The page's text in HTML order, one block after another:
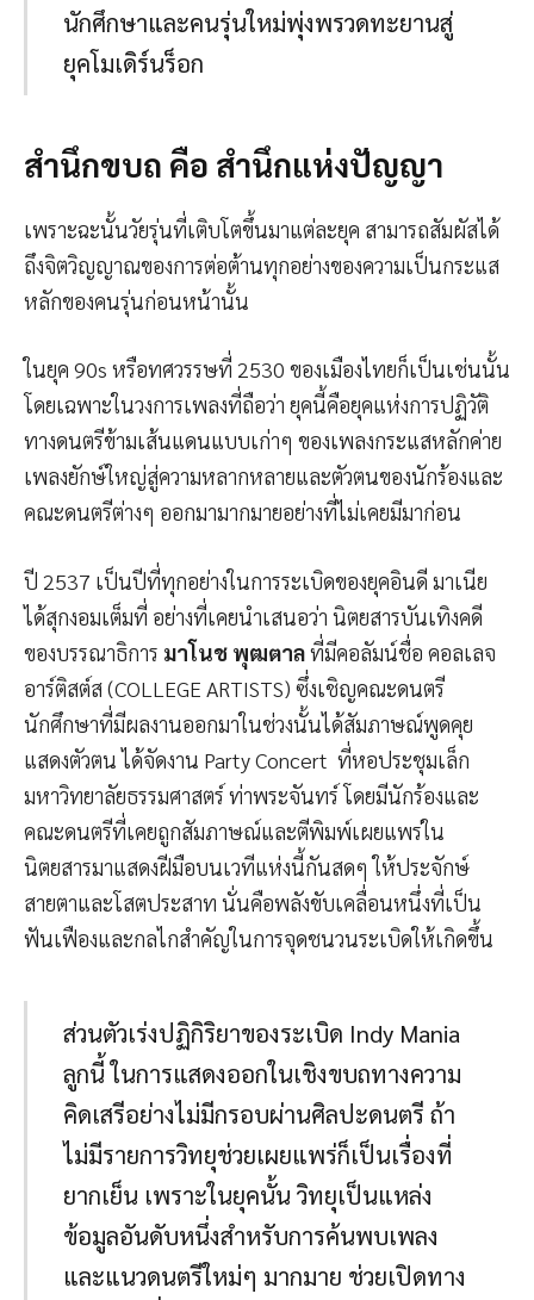
นักศึกษาและคนรุ่นใหม่พุ่งพรวดทะยานสู่
ยุคโมเดิร์นร็อก
สำนึกขบถ คือ สำนึกแห่งปัญญา
เพราะฉะนั้นวัยรุ่นที่เติบโตขึ้นมาแต่ละยุค สามารถสัมผัสได้
ถึงจิตวิญญาณของการต่อต้านทุกอย่างของความเป็นกระแส
หลักของคนรุ่นก่อนหน้านั้น
ในยุค 90s หรือทศวรรษที่ 2530 ของเมืองไทยก็เป็นเช่นนั้น
โดยเฉพาะในวงการเพลงที่ถือว่า ยุคนี้คือยุคแห่งการปฏิวัติ
ทางดนตรีข้ามเส้นแดนแบบเก่าๆ ของเพลงกระแสหลักค่าย
เพลงยักษ์ใหญ่สู่ความหลากหลายและตัวตนของนักร้องและ
คณะดนตรีต่างๆ ออกมามากมายอย่างที่ไม่เคยมีมาก่อน
ปี 2537 เป็นปีที่ทุกอย่างในการระเบิดของยุคอินดี มาเนีย
ได้สุกงอมเต็มที่ อย่างที่เคยนำเสนอว่า นิตยสารบันเทิงคดี
ของบรรณาธิการ มาโนช พุฒตาลที่มีคอลัมน์ชื่อ คอลเลจ
อาร์ติสต์ส (COLLEGE ARTISTS) ซึ่งเชิญคณะดนตรี
นักศึกษาที่มีผลงานออกมาในช่วงนั้นได้สัมภาษณ์พูดคุย
แสดงตัวตน ได้จัดงาน Party Concert ที่หอประชุมเล็ก
มหาวิทยาลัยธรรมศาสตร์ ท่าพระจันทร์ โดยมีนักร้องและ
คณะดนตรีที่เคยถูกสัมภาษณ์และตีพิมพ์เผยแพร่ใน
นิตยสารมาแสดงฝีมือบนเวทีแห่งนี้กันสดๆ ให้ประจักษ์
สายตาและโสตประสาท นั่นคือพลังขับเคลื่อนหนึ่งที่เป็น
ฟันเฟืองและกลไกสำคัญในการจุดชนวนระเบิดให้เกิดขึ้น
ส่วนตัวเร่งปฏิกิริยาของระเบิด Indy Mania
ลูกนี้ ในการแสดงออกในเชิงขบถทางความ
คิดเสรีอย่างไม่มีกรอบผ่านศิลปะดนตรี ถ้า
ไม่มีรายการวิทยุช่วยเผยแพร่ก็เป็นเรื่องที่
ยากเย็น เพราะในยุคนั้น วิทยุเป็นแหล่ง
ข้อมูลอันดับหนึ่งสำหรับการค้นพบเพลง
และแนวดนตรีใหม่ๆ มากมาย ช่วยเปิดทาง